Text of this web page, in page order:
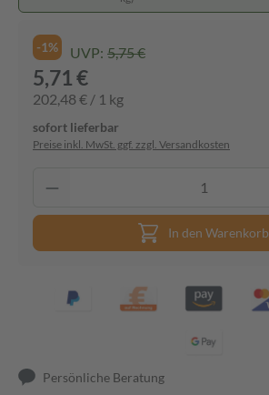
-1% UVP: 5,75 €
5,71 €
202,48 € / 1 kg
sofort lieferbar
Preise inkl. MwSt. ggf. zzgl. Versandkosten
In den Warenkorb
Persönliche Beratung